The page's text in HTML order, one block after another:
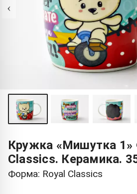
‹
Кружка «Мишутка 1»
Classics. Керамика.
Форма: Royal Classics